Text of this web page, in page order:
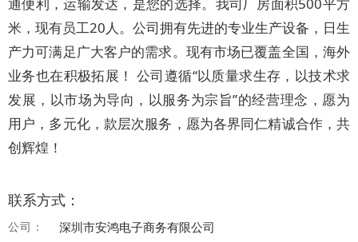
米，现有员工20人。公司拥有先进的专业生产设备，日生
产力可满足广大客户的需求。现有市场已覆盖全国，海外
业务也在积极拓展！ 公司遵循“以质量求生存，以技术求
发展，以市场为导向，以服务为宗旨”的经营理念，愿为
用户，多元化，款层次服务，愿为各界同仁精诚合作，共
创辉煌！
联系方式：
公司： 深圳市安鸿电子商务有限公司